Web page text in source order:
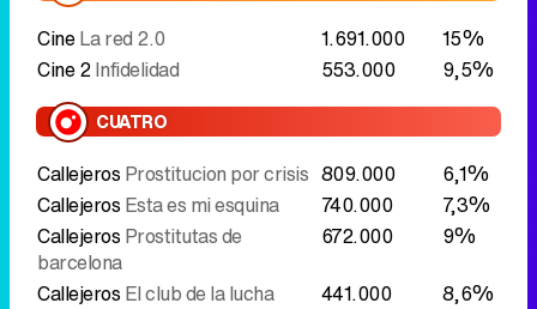
CineLa red 2.0 1.691.000
15%
Cine 2Infidelidad 553.000 9,5%
CUATRO
Callejeros Prostitucion por crisis 809.000
6,1%
Callejeros Esta es mi esquina 740.000
7,3%
Callejeros Prostitutas de
barcelona
672.000
9%
Callejeros El club de la lucha 441.000 8,6%